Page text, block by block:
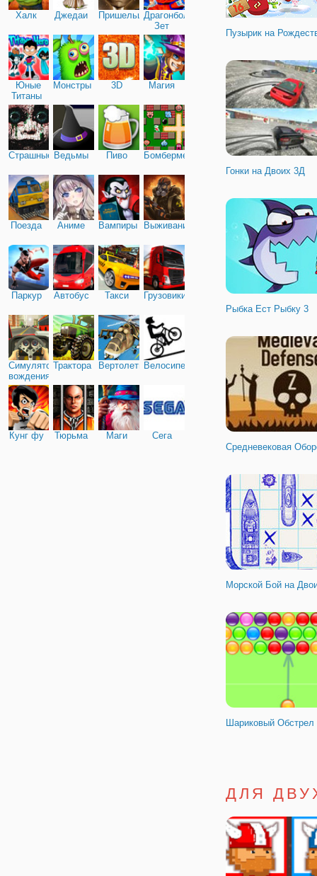
Халк Джедаи ПришельцыДрагонболл
Зет
Юные
Титаны
Монстры 3D Магия
Страшные Ведьмы Пиво Бомбермен
Поезда Аниме Вампиры Выживание
Паркур Автобус Такси Грузовики
Симулятор
вождения
Трактора ВертолетыВелосипед
Кунг фу Тюрьма Маги Сега
Пузырик на
Гонки на Двоих 3Д
Рыбка Ест Рыбку 3
Средневековая
Морской Бой на
Шариковый Обстрел
ДЛЯ